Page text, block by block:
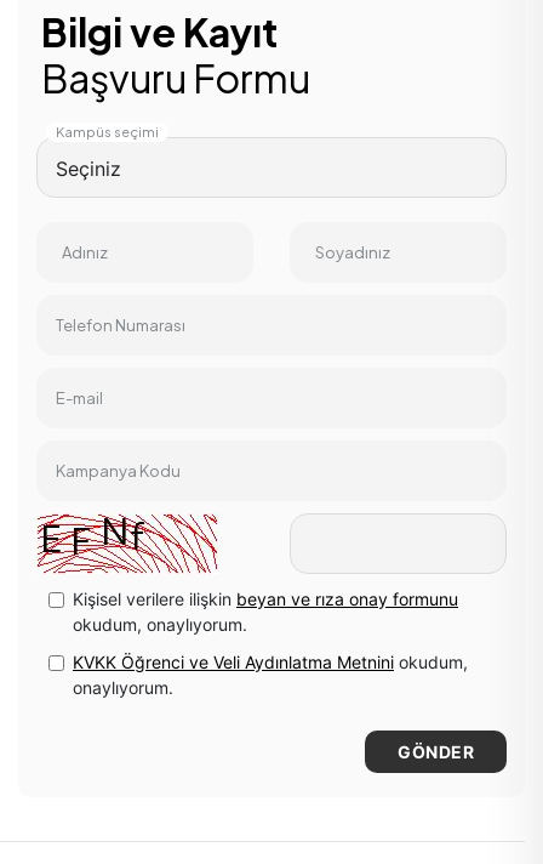
Bilgi ve Kayıt
Başvuru Formu
Kampüs seçimi
Adınız Soyadınız
Telefon Numarası
E-mail
Kampanya Kodu
Kişisel verilere ilişkin beyan ve rıza onay formunu
okudum, onaylıyorum.
KVKK Öğrenci ve Veli Aydınlatma Metnini okudum,
onaylıyorum.
GÖNDER